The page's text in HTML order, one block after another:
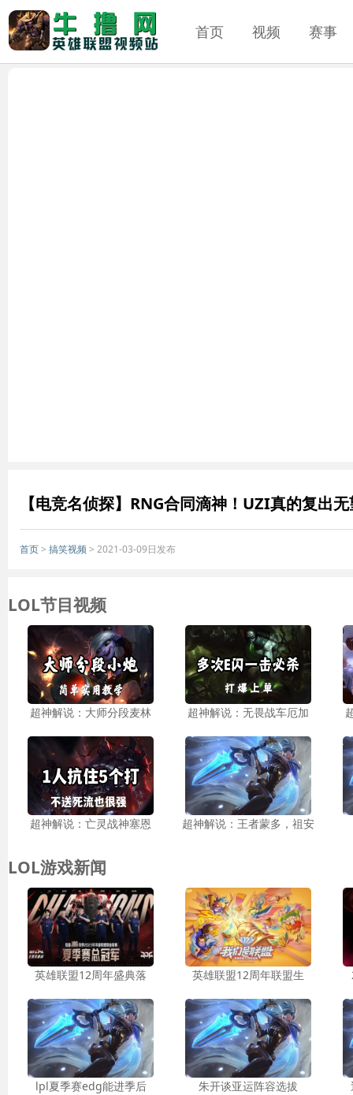
首页 视频 赛事
【电竞名侦探】RNG合同滴神！UZI真的复出
首页> 搞笑视频> 2021-03-09日发布
LOL节目视频
超神解说：大师分段麦林 超神解说：无畏战车厄加
超神解说：亡灵战神塞恩 超神解说：王者蒙多，祖安
LOL游戏新闻
英雄联盟12周年盛典落 英雄联盟12周年联盟生
lpl夏季赛edg能进季后 朱开谈亚运阵容选拔